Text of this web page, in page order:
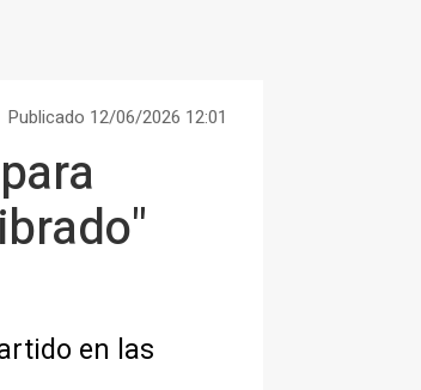
Publicado 12/06/2026 12:01
en las